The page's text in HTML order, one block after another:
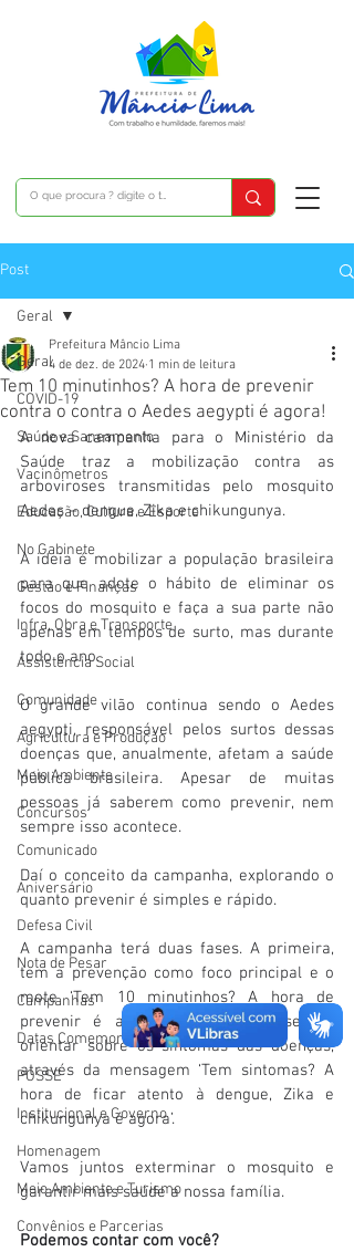
Post
Geral
COVID-19
Saúde e Saneamento
Vacinômetros
Educação, Cultura e Esporte
No Gabinete
Gestão e Finanças
Infra, Obra e Transporte
Assistência Social
Comunidade
Agricultura e Produção
Meio Ambiente
Concursos
Comunicado
Aniversário
Defesa Civil
Nota de Pesar
Campanhas
Datas Comemorativas
POSSE
Institucional e Governo
Homenagem
Meio Ambiente e Turismo
Convênios e Parcerias
Geral
Tem 10 minutinhos? A hora de prevenir
contra o contra o Aedes aegypti é agora!
Prefeitura Mâncio Lima
4 de dez. de 2024 1 min de leitura
A nova campanha para o Ministério da
Saúde traz a mobilização contra as
arboviroses transmitidas pelo mosquito
Aedes – dengue, Zika e chikungunya.
A ideia é mobilizar a população brasileira
para que adote o hábito de eliminar os
focos do mosquito e faça a sua parte não
apenas em tempos de surto, mas durante
todo o ano.
O grande vilão continua sendo o Aedes
aegypti, responsável pelos surtos dessas
doenças que, anualmente, afetam a saúde
pública brasileira. Apesar de muitas
pessoas já saberem como prevenir, nem
sempre isso acontece.
Daí o conceito da campanha, explorando o
quanto prevenir é simples e rápido.
A campanha terá duas fases. A primeira,
tem a prevenção como foco principal e o
mote ‘Tem 10 minutinhos? A hora de
prevenir é agora’. A segunda fase vai
orientar sobre os sintomas das doenças,
através da mensagem ‘Tem sintomas? A
hora de ficar atento à dengue, Zika e
chikungunya é agora’.
Vamos juntos exterminar o mosquito e
garantir mais saúde a nossa família.
Podemos contar com você?